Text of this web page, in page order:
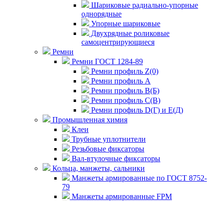
Шариковые радиально-упорные
однорядные
Упорные шариковые
Двухрядные роликовые
самоцентрирующиеся
Ремни
Ремни ГОСТ 1284-89
Ремни профиль Z(0)
Ремни профиль А
Ремни профиль В(Б)
Ремни профиль С(В)
Ремни профиль D(Г) и E(Д)
Промышленная химия
Клеи
Трубные уплотнители
Резьбовые фиксаторы
Вал-втулочные фиксаторы
Кольца, манжеты, сальники
Манжеты армированные по ГОСТ 8752-
79
Манжеты армированные FPM